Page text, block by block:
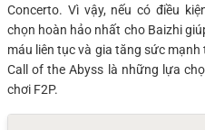
Concerto. Vì vậy, nếu có điều
chọn hoàn hảo nhất cho Baizhi
máu liên tục và gia tăng sức
Call of the Abyss là những lựa
chơi F2P.